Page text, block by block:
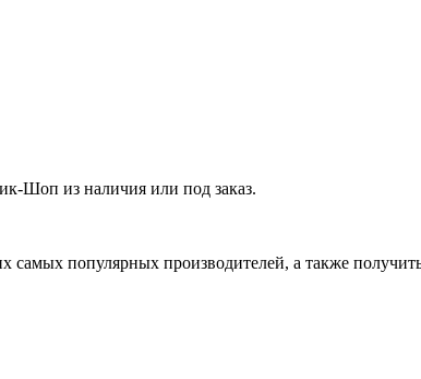
Шоп из наличия или под заказ.
популярных производителей, а также